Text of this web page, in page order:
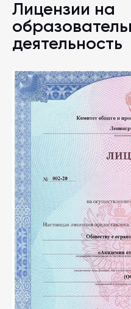
Лицензии на
деятельность